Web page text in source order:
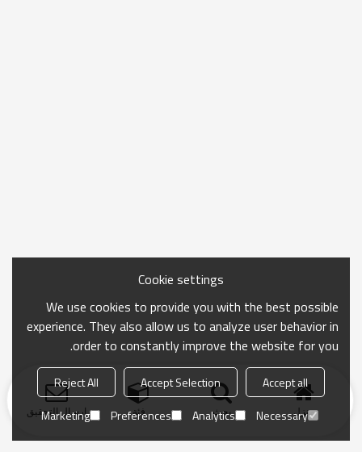
منزل بحث فئة ارسال التحقيق
Cookie settings
We use cookies to provide you with the best possible
experience. They also allow us to analyze user behavior in
order to constantly improve the website for you.
Accept all
Accept Selection
Reject All
Necessary
Analytics
Preferences
Marketing